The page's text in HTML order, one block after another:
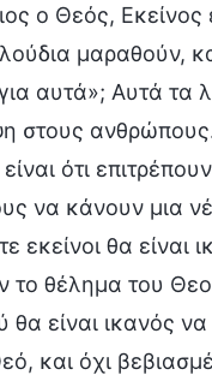
ο Θεός, Εκείνος
μαραθούν,
αυτά»; Αυτά τα
στους
ότι
να κάνουν μια
εκείνοι θα είναι
το θέλημα του
είναι ικανός να
και όχι